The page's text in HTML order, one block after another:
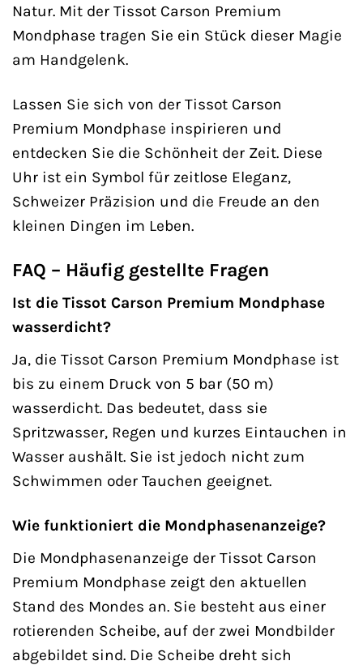
Natur. Mit der Tissot Carson Premium
Mondphase tragen Sie ein Stück dieser Magie
am Handgelenk.
Lassen Sie sich von der Tissot Carson
Premium Mondphase inspirieren und
entdecken Sie die Schönheit der Zeit. Diese
Uhr ist ein Symbol für zeitlose Eleganz,
Schweizer Präzision und die Freude an den
kleinen Dingen im Leben.
FAQ – Häufig gestellte Fragen
Ist die Tissot Carson Premium Mondphase
wasserdicht?
Ja, die Tissot Carson Premium Mondphase ist
bis zu einem Druck von 5 bar (50 m)
wasserdicht. Das bedeutet, dass sie
Spritzwasser, Regen und kurzes Eintauchen in
Wasser aushält. Sie ist jedoch nicht zum
Schwimmen oder Tauchen geeignet.
Wie funktioniert die Mondphasenanzeige?
Die Mondphasenanzeige der Tissot Carson
Premium Mondphase zeigt den aktuellen
Stand des Mondes an. Sie besteht aus einer
rotierenden Scheibe, auf der zwei Mondbilder
abgebildet sind. Die Scheibe dreht sich